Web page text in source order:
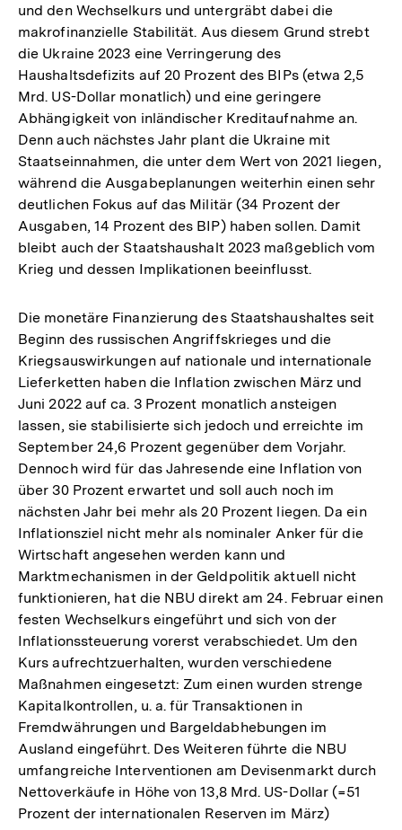
und den Wechselkurs und untergräbt dabei die
makrofinanzielle Stabilität. Aus diesem Grund strebt
die Ukraine 2023 eine Verringerung des
Haushaltsdefizits auf 20 Prozent des BIPs (etwa 2,5
Mrd. US-Dollar monatlich) und eine geringere
Abhängigkeit von inländischer Kreditaufnahme an.
Denn auch nächstes Jahr plant die Ukraine mit
Staatseinnahmen, die unter dem Wert von 2021 liegen,
während die Ausgabeplanungen weiterhin einen sehr
deutlichen Fokus auf das Militär (34 Prozent der
Ausgaben, 14 Prozent des BIP) haben sollen. Damit
bleibt auch der Staatshaushalt 2023 maßgeblich vom
Krieg und dessen Implikationen beeinflusst.
Die monetäre Finanzierung des Staatshaushaltes seit
Beginn des russischen Angriffskrieges und die
Kriegsauswirkungen auf nationale und internationale
Lieferketten haben die Inflation zwischen März und
Juni 2022 auf ca. 3 Prozent monatlich ansteigen
lassen, sie stabilisierte sich jedoch und erreichte im
September 24,6 Prozent gegenüber dem Vorjahr.
Dennoch wird für das Jahresende eine Inflation von
über 30 Prozent erwartet und soll auch noch im
nächsten Jahr bei mehr als 20 Prozent liegen. Da ein
Inflationsziel nicht mehr als nominaler Anker für die
Wirtschaft angesehen werden kann und
Marktmechanismen in der Geldpolitik aktuell nicht
funktionieren, hat die NBU direkt am 24. Februar einen
festen Wechselkurs eingeführt und sich von der
Inflationssteuerung vorerst verabschiedet. Um den
Kurs aufrechtzuerhalten, wurden verschiedene
Maßnahmen eingesetzt: Zum einen wurden strenge
Kapitalkontrollen, u. a. für Transaktionen in
Fremdwährungen und Bargeldabhebungen im
Ausland eingeführt. Des Weiteren führte die NBU
umfangreiche Interventionen am Devisenmarkt durch
Nettoverkäufe in Höhe von 13,8 Mrd. US-Dollar (=51
Prozent der internationalen Reserven im März)